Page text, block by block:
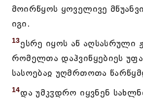
მოირწყოს ყოველივე
იგი.
13ესრე იყოს აწ აღსასრული
რომელთა დაჰვიწყებიეს
სასოებაჲ უღმრთოთა
14და უმკჳდრო იყვნენ